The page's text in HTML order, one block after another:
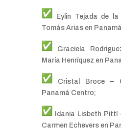
Eylin Tejada de la
Tomás Arias en
Graciela
María Henríquez en
Cristal Broce –
Panamá Centro;
Idania Lisbeth Pittí
Carmen Echevers en